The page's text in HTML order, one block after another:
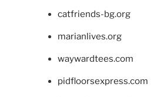
catfriends-bg.org
marianlives.org
waywardtees.com
pidfloorsexpress.com